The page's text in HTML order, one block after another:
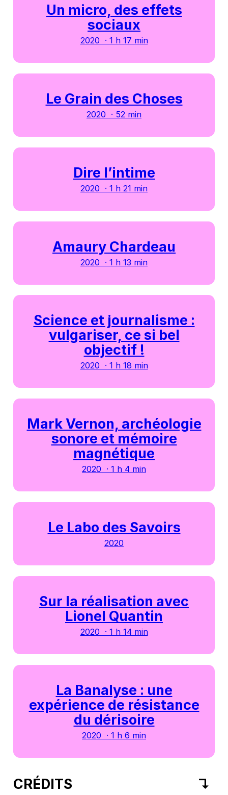
Un micro, des effets
sociaux
2020 · 1 h 17 min
Le Grain des Choses
2020 · 52 min
Dire l’intime
2020 · 1 h 21 min
Amaury Chardeau
2020 · 1 h 13 min
Science et journalisme :
vulgariser, ce si bel
objectif !
2020 · 1 h 18 min
Mark Vernon, archéologie
sonore et mémoire
magnétique
2020 · 1 h 4 min
Le Labo des Savoirs
2020
Sur la réalisation avec
Lionel Quantin
2020 · 1 h 14 min
La Banalyse : une
expérience de résistance
du dérisoire
2020 · 1 h 6 min
CRÉDITS